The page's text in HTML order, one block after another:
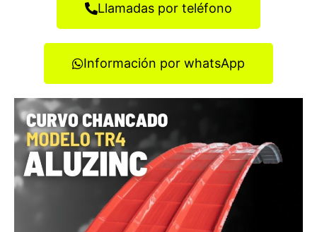
Llamadas por teléfono
Información por whatsApp